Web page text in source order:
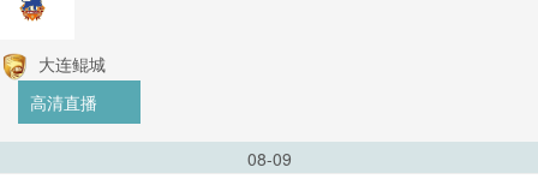
大连鲲城
高清直播
08-09